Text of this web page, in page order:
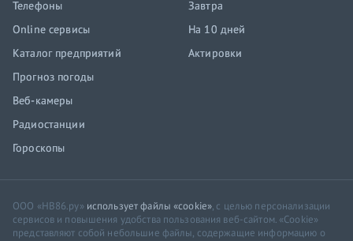
Телефоны
Online сервисы
Каталог предприятий
Прогноз погоды
Веб-камеры
Радиостанции
Гороскопы
Завтра
На 10 дней
Актировки
ООО «НВ86.ру» использует файлы «cookie», с целью персонализации
сервисов и повышения удобства пользования веб-сайтом. «Cookie»
представляют собой небольшие файлы, содержащие информацию о